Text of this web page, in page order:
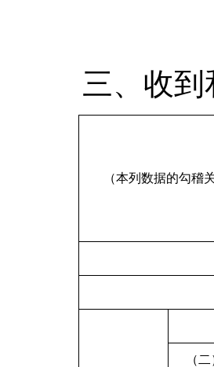
三、收
（本列数据的勾稽
（